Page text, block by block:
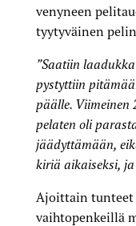
venyneen
tyytyväinen
”Saatiin
pystyttiin
päälle. Viimeinen
pelaten oli
jäädyttämään,
kiriä aikaiseksi, ja
Ajoittain tunteet
vaihtopenkeillä